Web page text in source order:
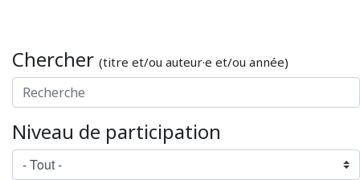
Chercher (titre et/ou auteur·e et/ou année)
Niveau de participation